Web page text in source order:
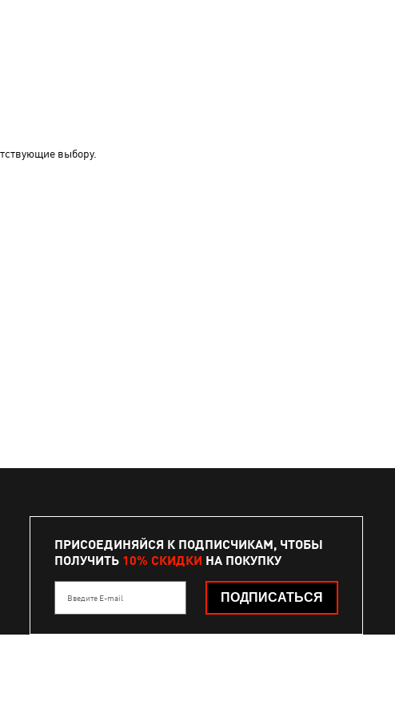
выбору.
ПРИСОЕДИНЯЙСЯ К ПОДПИСЧИКАМ, ЧТОБЫ
ПОЛУЧИТЬ 10% СКИДКИ НА ПОКУПКУ
Введите E-mail ПОДПИСАТЬСЯ